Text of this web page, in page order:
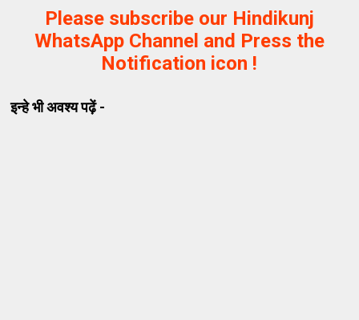
Please subscribe our Hindikunj
WhatsApp Channel and Press the
Notification icon !
इन्हे भी अवश्य पढ़ें -